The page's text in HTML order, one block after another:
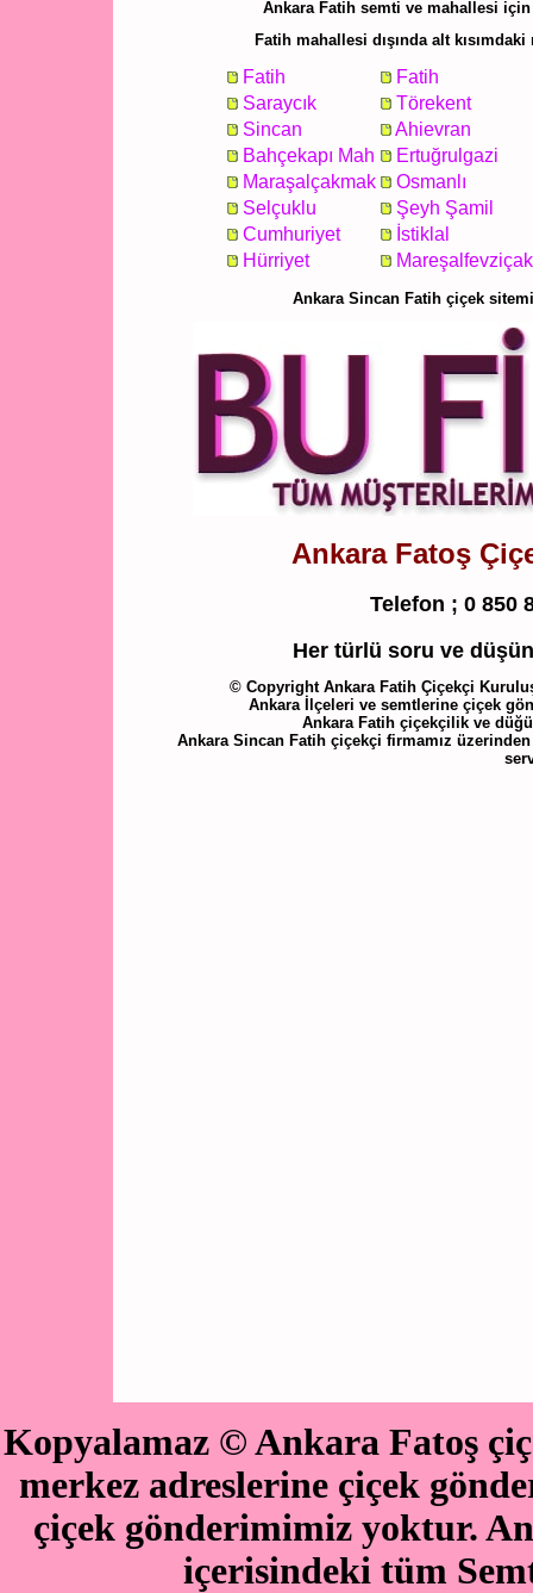
Ankara Fatih semti ve mahallesi
Fatih mahallesi dışında alt
Fatih
Fatih
Saraycık
Törekent
Sincan
Ahievran
Bahçekapı Mah
Ertuğrulgazi
Maraşalçakmak
Osmanlı
Selçuklu
Şeyh Şamil
Cumhuriyet
İstiklal
Hürriyet
Ankara Sincan Fatih çiçek
Ankara Fatoş
Telefon ; 0 850
Her türlü soru ve
© Copyright Ankara Fatih Çiçekçi
Ankara İlçeleri ve semtlerine çiçek
Ankara Fatih çiçekçilik ve
Ankara Sincan Fatih çiçekçi firmamız
Kopyalamaz © Ankara Fatoş
merkez adreslerine çiçek
çiçek gönderimimiz yoktur.
içerisindeki tüm